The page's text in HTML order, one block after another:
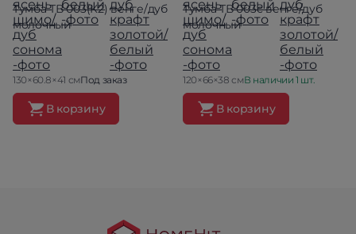
Тумба ТВ 003(К2) венге/дуб
молочный
130×60.8×41 смПод заказ
В корзину
Тумба ТВ 003с венге/дуб
молочный
120×66×38 смВ наличии 1 шт.
В корзину